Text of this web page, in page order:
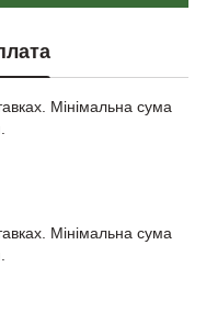
Мінімальна сума
Мінімальна сума